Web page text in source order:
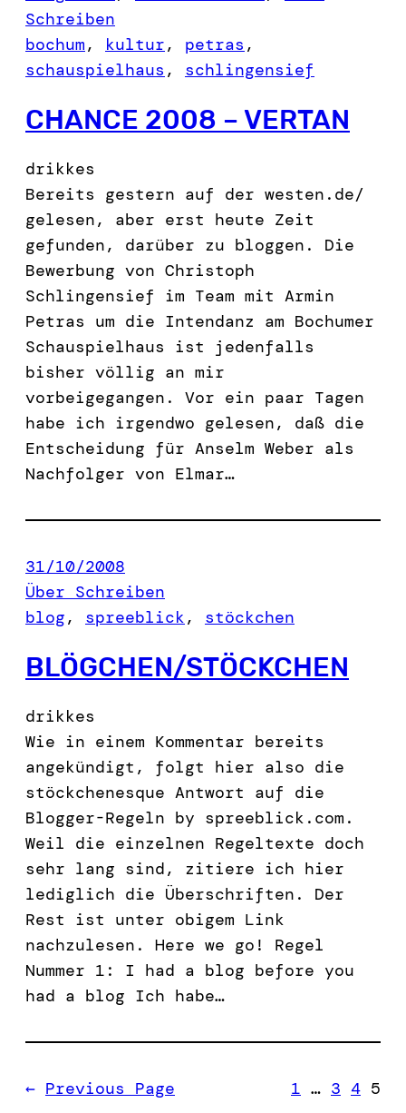
Schreiben
bochum, kultur, petras
schauspielhaus , schlingensief
CHANCE 2008 – VERTAN
drikkes
Bereits gestern auf der westen.de/
gelesen, aber erst heute Zeit
gefunden, darüber zu bloggen. Die
Bewerbung von Christoph
Schlingensief im Team mit Armin
Petras um die Intendanz am Bochumer
Schauspielhaus ist jedenfalls
bisher völlig an mir
vorbeigegangen. Vor ein paar Tagen
habe ich irgendwo gelesen, daß die
Entscheidung für Anselm Weber als
Nachfolger von Elmar…
31/10/2008
Über Schreiben
blog, spreeblick, stöckchen
BLÖGCHEN/STÖCKCHEN
drikkes
Wie in einem Kommentar bereits
angekündigt, folgt hier also die
stöckchenesque Antwort auf die
Blogger-Regeln by spreeblick.com.
Weil die einzelnen Regeltexte doch
sehr lang sind, zitiere ich hier
lediglich die Überschriften. Der
Rest ist unter obigem Link
nachzulesen. Here we go! Regel
Nummer 1: I had a blog before you
had a blog Ich habe…
← Previous Page 1 … 3 4 5